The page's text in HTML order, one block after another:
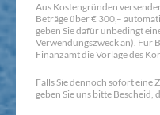
Aus Kostengründen
Beträge über € 300,–
geben Sie dafür unbedingt
Verwendungszweck an). Für
Finanzamt die Vorlage des
Falls Sie dennoch sofort eine
geben Sie uns bitte Bescheid,